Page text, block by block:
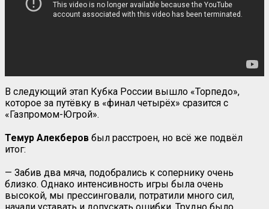
В следующий этап Кубка России вышло «Торпедо»,
которое за путёвку в «финал четырёх» сразится с
«Газпромом-Югрой».
Темур Алекберов был расстроен, но всё же подвёл
итог:
— Забив два мяча, подобрались к сопернику очень
близко. Однако интенсивность игры была очень
высокой, мы прессинговали, потратили много сил,